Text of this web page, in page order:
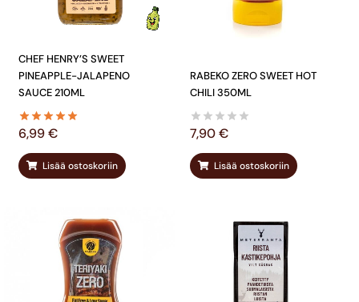
CHEF HENRY’S SWEET
PINEAPPLE-JALAPENO
SAUCE 210ML
6,99€
Lisää ostoskoriin
RABEKO ZERO SWEET HOT
CHILI 350ML
7,90€
Lisää ostoskoriin